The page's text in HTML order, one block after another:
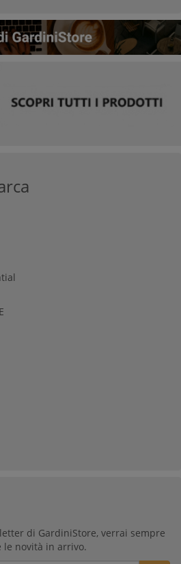
di GardiniStore, verrai sempre
le novità in arrivo.